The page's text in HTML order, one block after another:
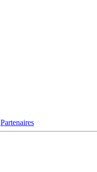
Partenaires